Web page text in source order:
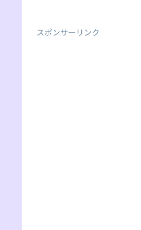
スポンサーリンク